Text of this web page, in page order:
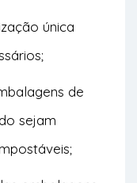
única
de
sejam